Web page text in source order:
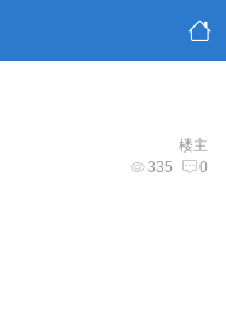
楼主
335 0